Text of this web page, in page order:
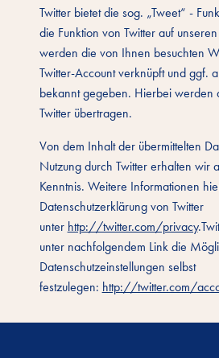
Twitter bietet die sog. „Tweet“ -
die Funktion von Twitter auf
werden die von Ihnen besuchten
Twitter-Account verknüpft und ggf.
bekannt gegeben. Hierbei werden
Twitter übertragen.
Von dem Inhalt der übermittelten
Nutzung durch Twitter erhalten wir
Kenntnis. Weitere Informationen
Datenschutzerklärung von Twitter
unter http://twitter.com/privacy
unter nachfolgendem Link die
Datenschutzeinstellungen selbst
festzulegen: http://twitter.com/